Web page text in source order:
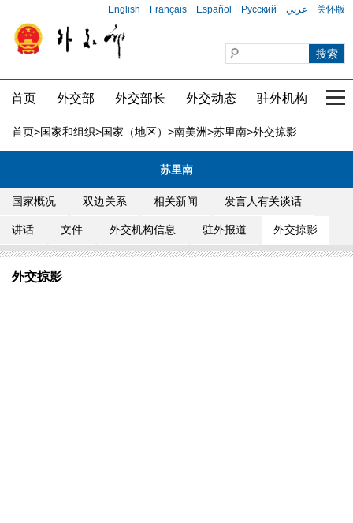
English Français Español Русский عربي 关怀版
首页 外交部 外交部长 外交动态 驻外机构 国
首页>国家和组织>国家（地区） >南美洲>苏里南>外交掠影
苏里南
国家概况 双边关系 相关新闻 发言人有关谈话
讲话 文件 外交机构信息 驻外报道 外交掠影
外交掠影